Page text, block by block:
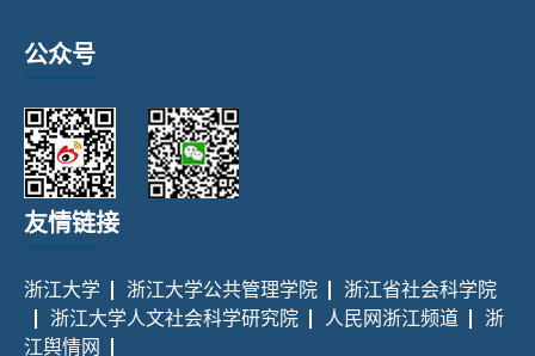
公众号
友情链接
浙江大学 浙江大学公共管理学院
浙江省社会科学院
浙江大学人文社会科学研究院
人民网浙江频道
浙
江舆情网